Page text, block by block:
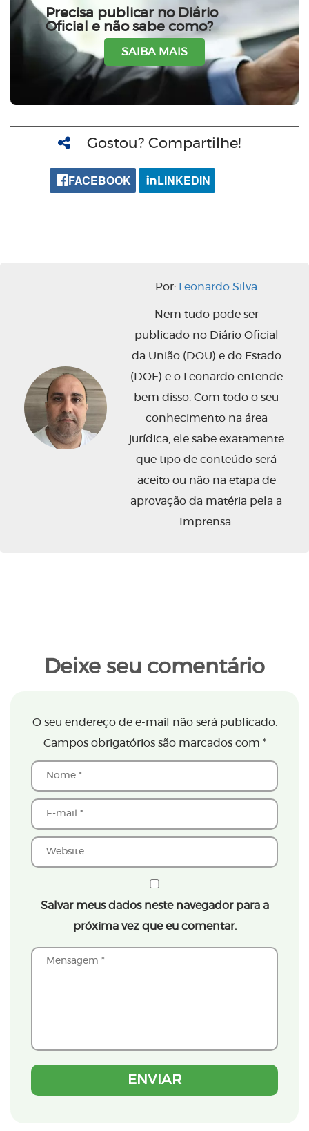
Precisa publicar no Diário
Oficial e não sabe como?
SAIBA MAIS
Gostou? Compartilhe!
FACEBOOK LINKEDIN
Por: Leonardo Silva
Nem tudo pode ser
publicado no Diário Oficial
da União (DOU) e do Estado
(DOE) e o Leonardo entende
bem disso. Com todo o seu
conhecimento na área
jurídica, ele sabe exatamente
que tipo de conteúdo será
aceito ou não na etapa de
aprovação da matéria pela a
Imprensa.
Deixe seu comentário
O seu endereço de e-mail não será publicado.
Campos obrigatórios são marcados com *
Salvar meus dados neste navegador para a
próxima vez que eu comentar.